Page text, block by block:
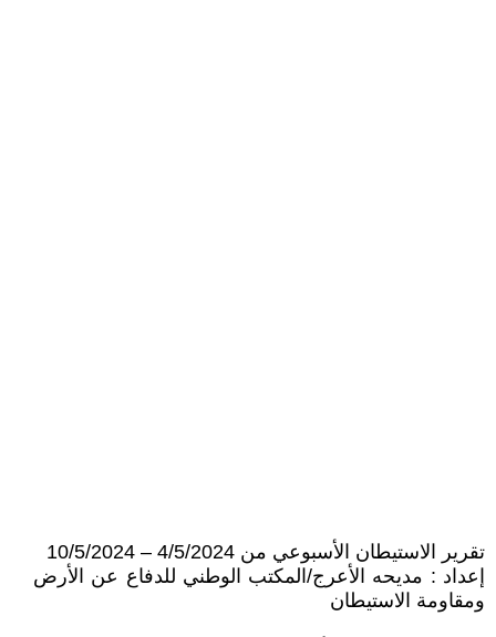
تقرير الاستيطان الأسبوعي من 4/5/2024 – 10/5/2024
إعداد : مديحه الأعرج/المكتب الوطني للدفاع عن الأرض
ومقاومة الاستيطان